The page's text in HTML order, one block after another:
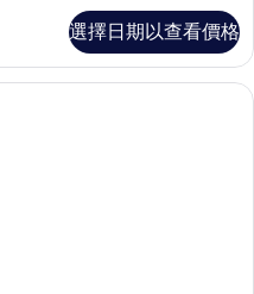
選擇日期以查看價格
寓 (Studio C) | 書桌、筆電工作空